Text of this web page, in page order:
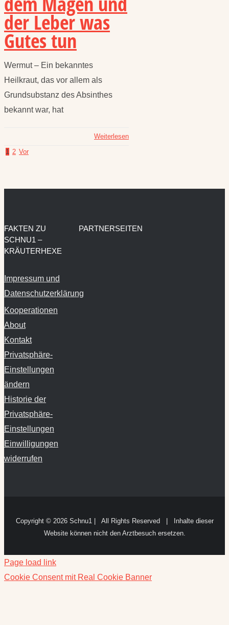
der Leber was
Gutes tun
Wermut – Ein bekanntes
Heilkraut, das vor allem als
Grundsubstanz des Absinthes
bekannt war, hat
Weiterlesen
1 2 Vor
FAKTEN ZU
SCHNU1 –
KRÄUTERHEXE
Impressum und
Datenschutzerklärung
Kooperationen
About
Kontakt
Privatsphäre-
Einstellungen
ändern
Historie der
Privatsphäre-
Einstellungen
Einwilligungen
widerrufen
PARTNERSEITEN
Copyright © 2026 Schnu1 | All Rights Reserved | Inhalte dieser
Website können nicht den Arztbesuch ersetzen.
Page load link
Cookie Consent mit Real Cookie Banner